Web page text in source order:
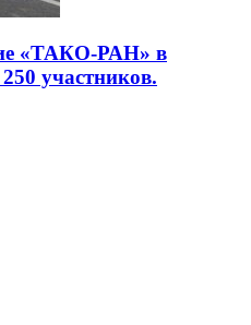
«ТАКО-РАН» в
участников.